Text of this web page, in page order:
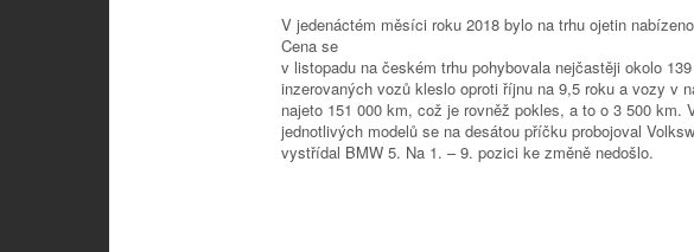
V jedenáctém měsíci roku 2018 bylo na trhu ojetin
Cena se
v listopadu na českém trhu pohybovala nejčastěji okolo
inzerovaných vozů kleslo oproti říjnu na 9,5 roku a vozy v
najeto 151 000 km, což je rovněž pokles, a to o 3 500 km.
jednotlivých modelů se na desátou příčku probojoval
vystřídal BMW 5. Na 1. – 9. pozici ke změně nedošlo.